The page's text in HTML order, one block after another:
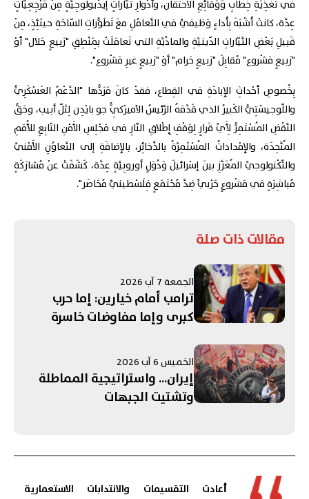
في تَغْذِيَةِ خِطابِ وَوَقائِعِ الاحتقان، وأدْوارِ تَيّاراتٍ إيدْيولوجِيَّةٍ مِنْ مَرْجِعِيّاتٍ
عِدَّة، كانتْ أَشْبَهَ بِأَداءٍ وَظيفيٍّ في التَّعامُلِ معَ تَطَوُّراتِ السّاحَةِ حينَئِذٍ، مِنْ
قَبيلِ بَعْضِ التَّيّاراتِ الدّينيَّةِ والمادِّيَّةِ التي تَعامَلَتْ بِمَنْطِقِ "رَبيعٍ حَلال" أوْ
"رَبيعٍ مَشْروع" مُقابِلَ "رَبيعٍ حَرام" أوْ "رَبيعٍ غيرِ مَشْروع".
بِخُصوصِ أحْداثِ الإِبادَةِ في القِطاع، فقدْ كانَ مَرَدُّها "الدَّعْمُ العَسْكَرِيُّ
واللّوجيسْتِيُّ الكَبيرُ الذي قَدَّمَهُ الرَّئيسُ الأميرْكِيُّ جو بايْدِن لِتَلّ أبيب، وحَقُّ
النَّقْضِ المُسْتَمِرُّ لِأَيِّ قَرارٍ لِوَقْفِ إِطْلاقِ النّارِ في مَجْلِسِ الأَمْنِ التّابِعِ للأُمَمِ
المُتَّحِدَة، والإِمْداداتُ المُسْتَمِرَّةُ بالذَّخائِر، بالإِضافَةِ إلى التَّعاوُنِ الأَمْنيِّ
والتِّكْنولوجيِّ المُعَزَّزِ بينَ إسْرائيلَ وَدُوَلٍ أوروبِيَّةٍ عِدَّة، كَشَفَتْ عنْ مُشارَكَةٍ
مُباشِرَةٍ في مَشْروعٍ حَرْبيٍّ ضِدَّ مُجْتَمَعٍ فِلَسْطينيٍّ مُحَاصَر".
مقالات ذات صلة
الجمعة 7 آب 2026
ترامب أمام خيارين: إما حرب
كبرى وإما مفاوضات خاسرة
الخميس 6 آب 2026
إيران... واستراتيجية المماطلة
وتشتيت الجبهات
أعادت التقسيمات والانتدابات الاستعمارية